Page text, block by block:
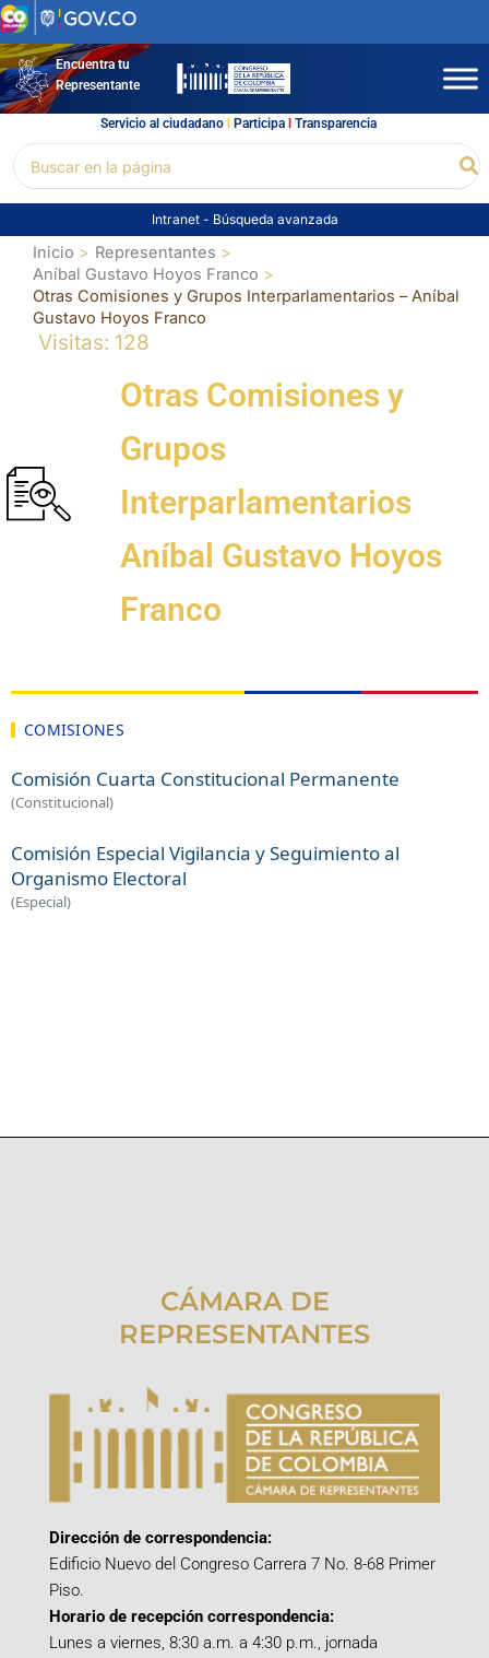
Ir
al
contenidoEncuentra tu
Representante
Servicio al ciudadano l Participal Transparencia
por:
Intranet - Búsqueda avanzada
Inicio
Representantes
Aníbal Gustavo Hoyos Franco
Otras Comisiones y Grupos Interparlamentarios – Aníbal
Gustavo Hoyos Franco
Visitas: 128
Otras Comisiones y
Grupos
Interparlamentarios
Aníbal Gustavo Hoyos
Franco
COMISIONES
Comisión Cuarta Constitucional Permanente
(Constitucional)
Comisión Especial Vigilancia y Seguimiento al
Organismo Electoral
(Especial)
CÁMARA DE
REPRESENTANTES
Dirección de correspondencia:
Edificio Nuevo del Congreso Carrera 7 No. 8-68 Primer
Piso.
Horario de recepción correspondencia:
Lunes a viernes, 8:30 a.m. a 4:30 p.m., jornada